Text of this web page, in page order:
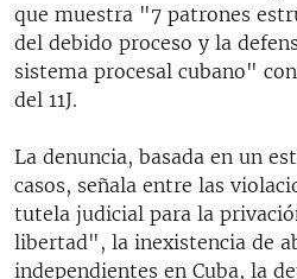
que muestra "7 patrones
del debido proceso y la
sistema procesal cubano"
del 11J.
La denuncia, basada en un
casos, señala entre las
tutela judicial para la
libertad", la inexistencia de
independientes en Cuba, la